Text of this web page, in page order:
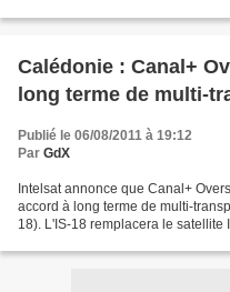
Calédonie : Canal+
long terme de multi-
Publié le 06/08/2011 à 19:12
Par GdX
Intelsat annonce que Canal+
accord à long terme de multi-
18). L'IS-18 remplacera le satellite